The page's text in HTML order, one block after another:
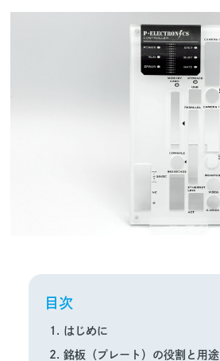
目次
はじめに
銘板（プレート）の役割と用途